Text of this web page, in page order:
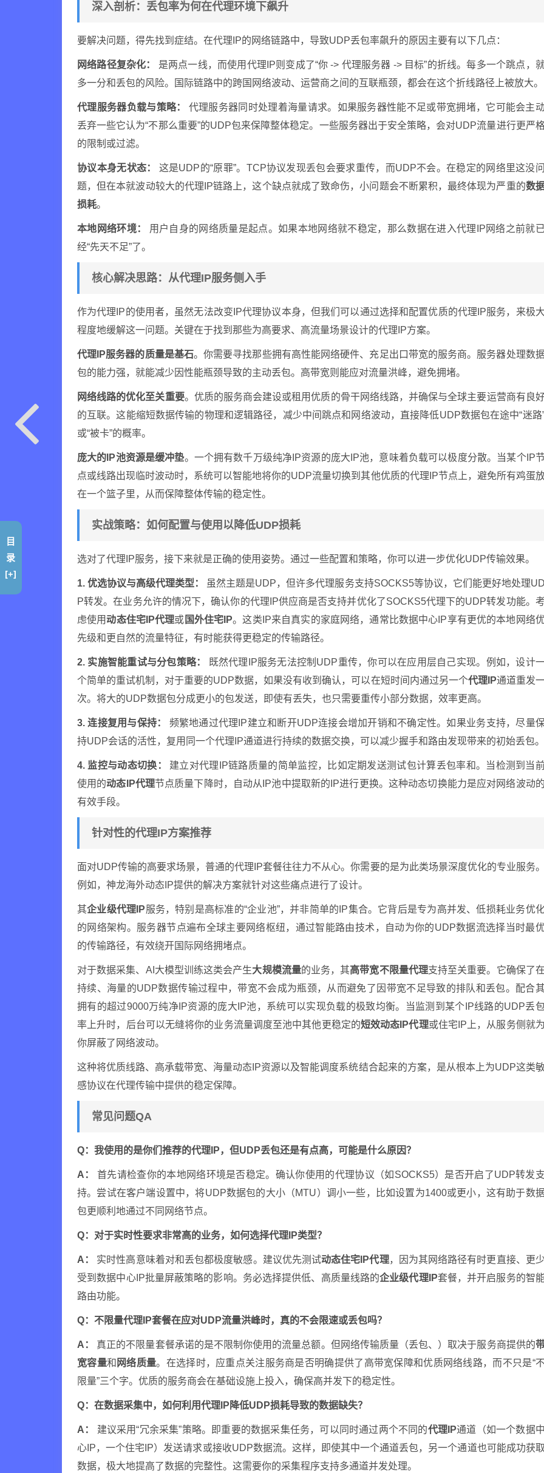
深入剖析：丢包率为何在代理环境下飙升
要解决问题，得先找到症结。在代理IP的网络链路中，导致UDP丢包率飙升的原因主要有以下几点：
网络路径复杂化：
是两点一线，而使用代理IP则变成了“你 -> 代理服务器 -> 目标”的折线。每多一个跳点，
多一分和丢包的风险。国际链路中的跨国网络波动、运营商之间的互联瓶颈，都会在这个折线路径上被放大。
代理服务器负载与策略：
代理服务器同时处理着海量请求。如果服务器性能不足或带宽拥堵，它可能会主动
丢弃一些它认为“不那么重要”的UDP包来保障整体稳定。一些服务器出于安全策略，会对UDP流量进行更严
的限制或过滤。
协议本身无状态：
这是UDP的“原罪”。TCP协议发现丢包会要求重传，而UDP不会。在稳定的网络里这没问
题，但在本就波动较大的代理IP链路上，这个缺点就成了致命伤，小问题会不断累积，最终体现为严重的数
损耗。
本地网络环境：
用户自身的网络质量是起点。如果本地网络就不稳定，那么数据在进入代理IP网络之前就
经“先天不足”了。
核心解决思路：从代理IP服务侧入手
作为代理IP的使用者，虽然无法改变IP代理协议本身，但我们可以通过选择和配置优质的代理IP服务，来极大
程度地缓解这一问题。关键在于找到那些为高要求、高流量场景设计的代理IP方案。
代理IP服务器的质量是基石。你需要寻找那些拥有高性能网络硬件、充足出口带宽的服务商。服务器处理数
包的能力强，就能减少因性能瓶颈导致的主动丢包。高带宽则能应对流量洪峰，避免拥堵。
网络线路的优化至关重要。优质的服务商会建设或租用优质的骨干网络线路，并确保与全球主要运营商有良
的互联。这能缩短数据传输的物理和逻辑路径，减少中间跳点和网络波动，直接降低UDP数据包在途中“迷路
或“被卡”的概率。
庞大的IP池资源是缓冲垫。一个拥有数千万级纯净IP资源的庞大IP池，意味着负载可以极度分散。当某个IP
点或线路出现临时波动时，系统可以智能地将你的UDP流量切换到其他优质的代理IP节点上，避免所有鸡蛋
在一个篮子里，从而保障整体传输的稳定性。
实战策略：如何配置与使用以降低UDP损耗
选对了代理IP服务，接下来就是正确的使用姿势。通过一些配置和策略，你可以进一步优化UDP传输效果。
1. 优选协议与高级代理类型：
虽然主题是UDP，但许多代理服务支持SOCKS5等协议，它们能更好地处理UD
P转发。在业务允许的情况下，确认你的代理IP供应商是否支持并优化了SOCKS5代理下的UDP转发功能。考
虑使用动态住宅IP代理或 国外住宅IP。这类IP来自真实的家庭网络，通常比数据中心IP享有更优的本地网络
先级和更自然的流量特征，有时能获得更稳定的传输路径。
2. 实施智能重试与分包策略：
既然代理IP服务无法控制UDP重传，你可以在应用层自己实现。例如，设计
个简单的重试机制，对于重要的UDP数据，如果没有收到确认，可以在短时间内通过另一个代理IP通道重发
次。将大的UDP数据包分成更小的包发送，即使有丢失，也只需要重传小部分数据，效率更高。
3. 连接复用与保持：
频繁地通过代理IP建立和断开UDP连接会增加开销和不确定性。如果业务支持，尽量
持UDP会话的活性，复用同一个代理IP通道进行持续的数据交换，可以减少握手和路由发现带来的初始丢包。
4. 监控与动态切换：
建立对代理IP链路质量的简单监控，比如定期发送测试包计算丢包率和。当检测到当
使用的动态IP代理节点质量下降时，自动从IP池中提取新的IP进行更换。这种动态切换能力是应对网络波动的
有效手段。
针对性的代理IP方案推荐
面对UDP传输的高要求场景，普通的代理IP套餐往往力不从心。你需要的是为此类场景深度优化的专业服务。
例如，神龙海外动态IP提供的解决方案就针对这些痛点进行了设计。
其企业级代理IP服务，特别是高标准的“企业池”，并非简单的IP集合。它背后是专为高并发、低损耗业务优
的网络架构。服务器节点遍布全球主要网络枢纽，通过智能路由技术，自动为你的UDP数据流选择当时最
的传输路径，有效绕开国际网络拥堵点。
对于数据采集、AI大模型训练这类会产生大规模流量的业务，其高带宽不限量代理支持至关重要。它确保了在
持续、海量的UDP数据传输过程中，带宽不会成为瓶颈，从而避免了因带宽不足导致的排队和丢包。配合
拥有的超过9000万纯净IP资源的庞大IP池，系统可以实现负载的极致均衡。当监测到某个IP线路的UDP丢
率上升时，后台可以无缝将你的业务流量调度至池中其他更稳定的短效动态IP代理或住宅IP上，从服务侧就为
你屏蔽了网络波动。
这种将优质线路、高承载带宽、海量动态IP资源以及智能调度系统结合起来的方案，是从根本上为UDP这类
感协议在代理传输中提供的稳定保障。
常见问题QA
Q：我使用的是你们推荐的代理IP，但UDP丢包还是有点高，可能是什么原因？
A：
首先请检查你的本地网络环境是否稳定。确认你使用的代理协议（如SOCKS5）是否开启了UDP转发支
持。尝试在客户端设置中，将UDP数据包的大小（MTU）调小一些，比如设置为1400或更小，这有助于数
包更顺利地通过不同网络节点。
Q：对于实时性要求非常高的业务，如何选择代理IP类型？
A： 实时性高意味着对和丢包都极度敏感。建议优先测试动态住宅IP代理，因为其网络路径有时更直接、更少
受到数据中心IP批量屏蔽策略的影响。务必选择提供低、高质量线路的企业级代理IP套餐，并开启服务的智
路由功能。
Q：不限量代理IP套餐在应对UDP流量洪峰时，真的不会限速或丢包吗？
A： 真正的不限量套餐承诺的是不限制你使用的流量总额。但网络传输质量（丢包、）取决于服务商提供的
宽容量和 网络质量。在选择时，应重点关注服务商是否明确提供了高带宽保障和优质网络线路，而不只是“不
限量”三个字。优质的服务商会在基础设施上投入，确保高并发下的稳定性。
Q：在数据采集中，如何利用代理IP降低UDP损耗导致的数据缺失？
A： 建议采用“冗余采集”策略。即重要的数据采集任务，可以同时通过两个不同的代理IP通道（如一个数据中
心IP，一个住宅IP）发送请求或接收UDP数据流。这样，即使其中一个通道丢包，另一个通道也可能成功获取
数据，极大地提高了数据的完整性。这需要你的采集程序支持多通道并发处理。
目
录
[+]